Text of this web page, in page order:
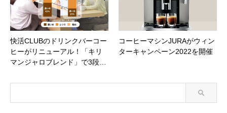
快活CLUBのドリンクバーコー
ヒーがリニューアル！「キリ
マンジャロブレンド」で3段…
コーヒーマシンJURAがウィン
ターキャンペーン2022を開催